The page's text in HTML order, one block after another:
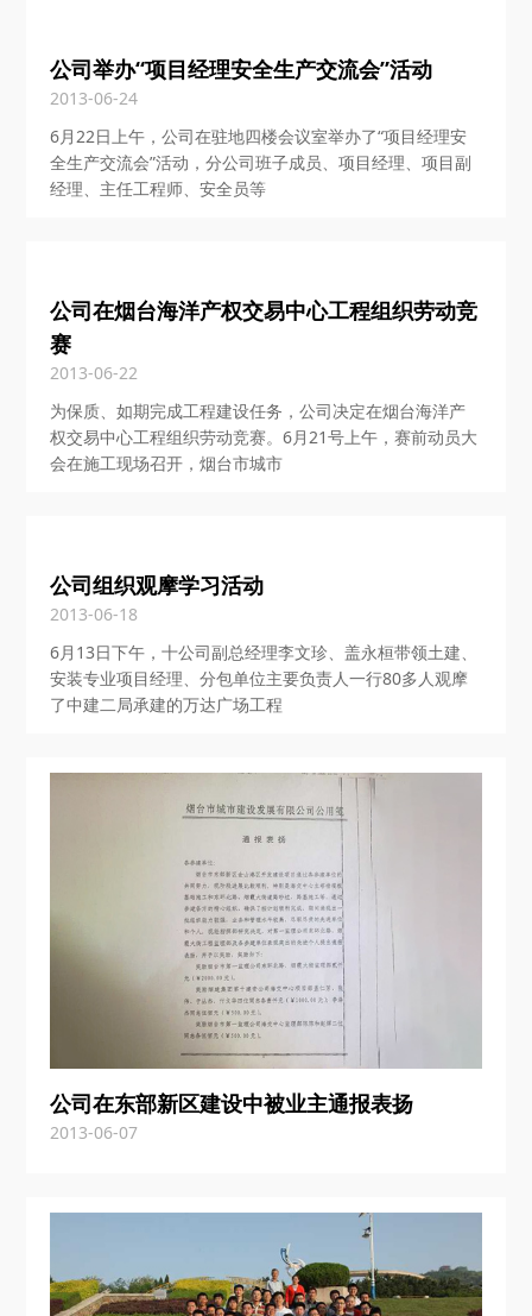
公司举办“项目经理安全生产交流会”活动
2013-06-24
6月22日上午，公司在驻地四楼会议室举办了“项目经理安
全生产交流会”活动，分公司班子成员、项目经理、项目副
经理、主任工程师、安全员等
公司在烟台海洋产权交易中心工程组织劳动竞
赛
2013-06-22
为保质、如期完成工程建设任务，公司决定在烟台海洋产
权交易中心工程组织劳动竞赛。6月21号上午，赛前动员大
会在施工现场召开，烟台市城市
公司组织观摩学习活动
2013-06-18
6月13日下午，十公司副总经理李文珍、盖永桓带领土建、
安装专业项目经理、分包单位主要负责人一行80多人观摩
了中建二局承建的万达广场工程
公司在东部新区建设中被业主通报表扬
2013-06-07